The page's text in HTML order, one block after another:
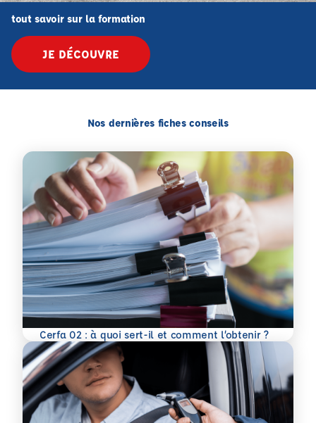
tout savoir sur la formation
JE DÉCOUVRE
Nos dernières fiches conseils
Cerfa 02 : à quoi sert-il et comment l’obtenir ?
En savoir plus